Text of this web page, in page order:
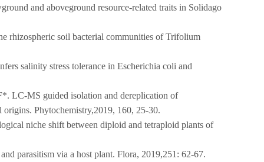
and aboveground resource‐related traits in Solidago
rhizospheric soil bacterial communities of Trifolium
salinity stress tolerance in Escherichia coli and
LC-MS guided isolation and dereplication of
Phytochemistry,2019, 160, 25-30.
niche shift between diploid and tetraploid plants of
parasitism via a host plant. Flora, 2019,251: 62-67.